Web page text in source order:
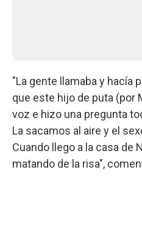
"La gente llamaba y hacía
que este hijo de puta (por
voz e hizo una pregunta
La sacamos al aire y el
Cuando llego a la casa de
matando de la risa",